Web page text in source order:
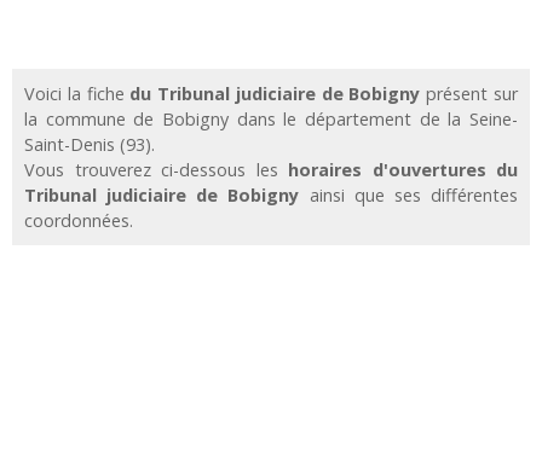
Voici la fiche du Tribunal judiciaire de Bobigny présent sur
la commune de Bobigny dans le département de la Seine-
Saint-Denis (93).
Vous trouverez ci-dessous les horaires d'ouvertures du
Tribunal judiciaire de Bobigny ainsi que ses différentes
coordonnées.